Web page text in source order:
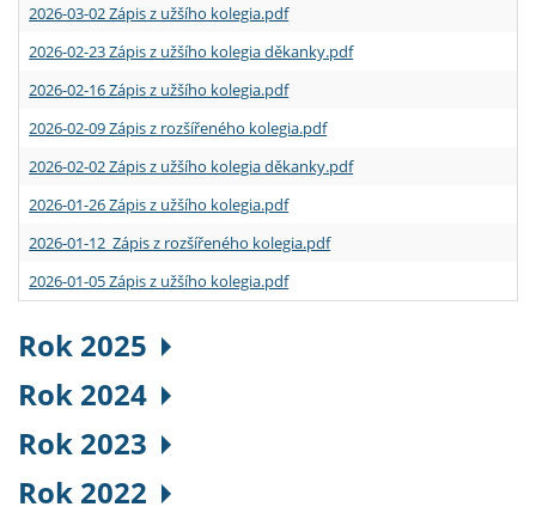
2026-03-02 Zápis z užšího kolegia.pdf
2026-02-23 Zápis z užšího kolegia děkanky.pdf
2026-02-16 Zápis z užšího kolegia.pdf
2026-02-09 Zápis z rozšířeného kolegia.pdf
2026-02-02 Zápis z užšího kolegia děkanky.pdf
2026-01-26 Zápis z užšího kolegia.pdf
2026-01-12 Zápis z rozšířeného kolegia.pdf
2026-01-05 Zápis z užšího kolegia.pdf
Rok 2025
Rok 2024
Rok 2023
Rok 2022